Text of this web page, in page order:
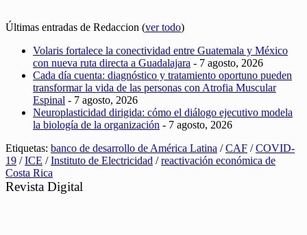
Últimas entradas de Redaccion (ver todo)
Volaris fortalece la conectividad entre Guatemala y México
con nueva ruta directa a Guadalajara - 7 agosto, 2026
Cada día cuenta: diagnóstico y tratamiento oportuno pueden
transformar la vida de las personas con Atrofia Muscular
Espinal - 7 agosto, 2026
Neuroplasticidad dirigida: cómo el diálogo ejecutivo modela
la biología de la organización - 7 agosto, 2026
Etiquetas: banco de desarrollo de América Latina /CAF /COVID-
19 /ICE /Instituto de Electricidad /reactivación económica de
Costa Rica
Revista Digital